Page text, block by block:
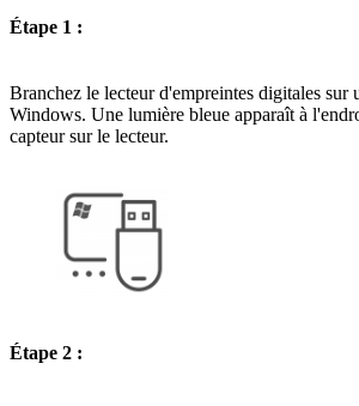
Étape 1 :
Branchez le lecteur d'empreintes digitales sur
Windows. Une lumière bleue apparaît à
capteur sur le lecteur.
Étape 2 :